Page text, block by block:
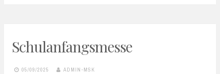
Schulanfangsmesse
05/09/2025 ADMIN-MSK